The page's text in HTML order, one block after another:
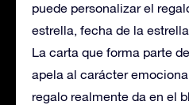
puede personalizar el
estrella, fecha de la
La carta que forma parte
apela al carácter
regalo realmente da en el